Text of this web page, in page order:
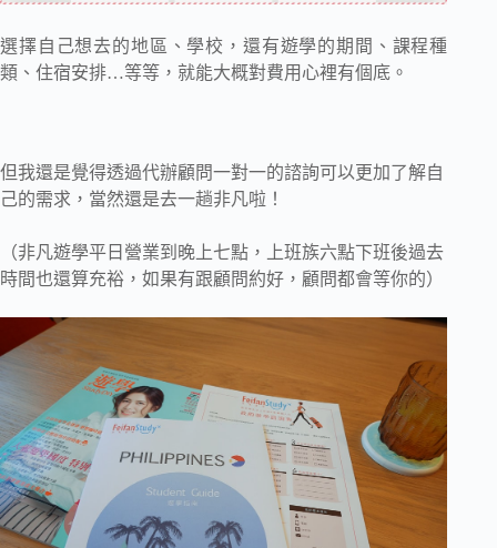
選擇自己想去的地區、學校，還有遊學的期間、課程種
類、住宿安排…等等，就能大概對費用心裡有個底。
但我還是覺得透過代辦顧問一對一的諮詢可以更加了解自
己的需求，當然還是去一趟非凡啦！
（非凡遊學平日營業到晚上七點，上班族六點下班後過去
時間也還算充裕，如果有跟顧問約好，顧問都會等你的）